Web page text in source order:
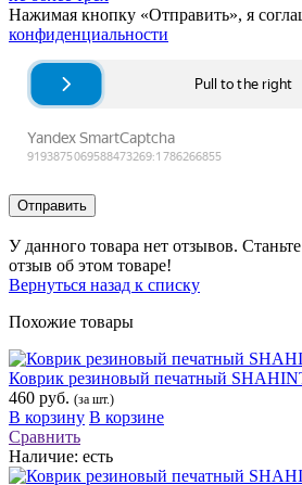
Нажимая кнопку «Отправить», я
конфиденциальности
Отправить
У данного товара нет отзывов.
отзыв об этом товаре!
Вернуться назад к списку
Похожие товары
Коврик резиновый печатный
460 руб. (за шт.)
В корзину В корзине
Сравнить
Наличие: есть